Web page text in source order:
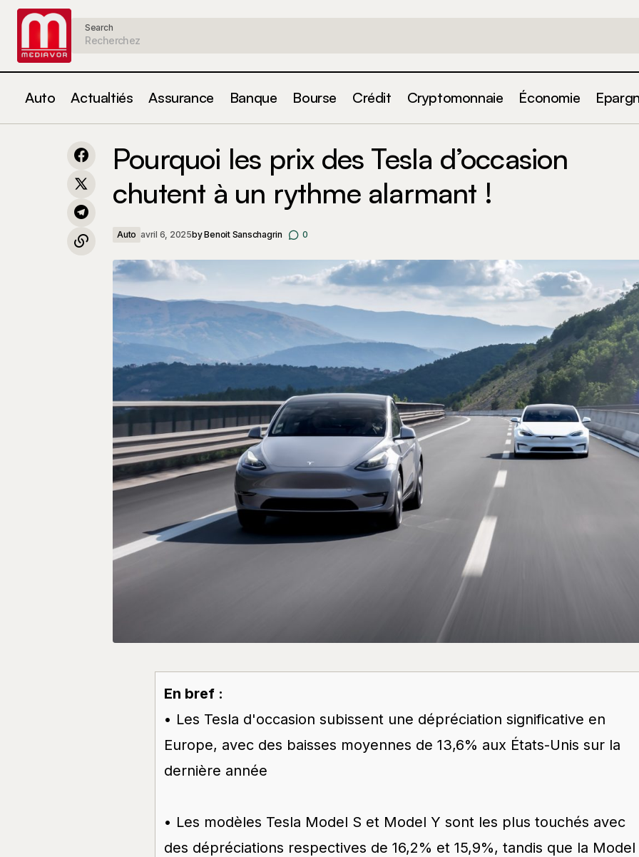
Search
Auto Actualtiés Assurance Banque Bourse Crédit Cryptomonnaie Économie
meilleures communes du Vaucluse où
il fait bon vivre
Pourquoi les prix des Tesla d’occasion chutent à un rythme
Pourquoi les prix des Tesla d’occasion
chutent à un rythme alarmant !
Auto avril 6, 2025byBenoit Sanschagrin 0
En bref :
• Les Tesla d'occasion subissent une dépréciation significative en
Europe, avec des baisses moyennes de 13,6% aux États-Unis sur la
dernière année
• Les modèles Tesla Model S et Model Y sont les plus touchés avec
des dépréciations respectives de 16,2% et 15,9%, tandis que la Model